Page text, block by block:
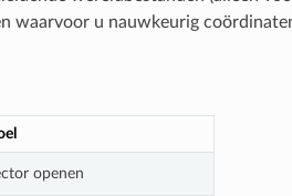
waarvoor u nauwkeurig
openen